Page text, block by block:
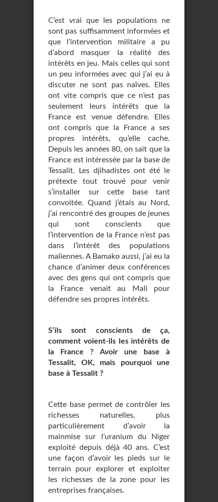
C’est vrai que les populations ne
sont pas suffisamment informées et
que l’intervention militaire a pu
d’abord masquer la réalité des
intérêts en jeu. Mais celles qui sont
un peu informées avec qui j’ai eu à
discuter ne sont pas naïves. Elles
ont vite compris que ce n’est pas
seulement leurs intérêts que la
France est venue défendre. Elles
ont compris que la France a ses
propres intérêts, qu’elle cache.
Depuis les années 80, on sait que la
France est intéressée par la base de
Tessalit. Les djihadistes ont été le
prétexte tout trouvé pour venir
s’installer sur cette base tant
convoitée. Quand j’étais au Nord,
j’ai rencontré des groupes de jeunes
qui sont conscients que
l’intervention de la France n’est pas
dans l’intérêt des populations
maliennes. A Bamako aussi, j’ai eu la
chance d’animer deux conférences
avec des gens qui ont compris que
la France venait au Mali pour
défendre ses propres intérêts.
S’ils sont conscients de ça,
comment voient-ils les intérêts de
la France ? Avoir une base à
Tessalit, OK, mais pourquoi une
base à Tessalit ?
Cette base permet de contrôler les
richesses naturelles, plus
particulièrement d’avoir la
mainmise sur l’uranium du Niger
exploité depuis déjà 40 ans. C’est
une façon d’avoir les pieds sur le
terrain pour explorer et exploiter
les richesses de la zone pour les
entreprises françaises.